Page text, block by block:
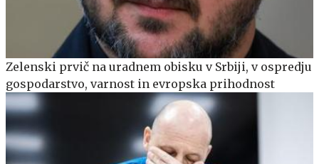
Zelenski prvič na uradnem obisku v Srbiji, v ospredju
gospodarstvo, varnost in evropska prihodnost